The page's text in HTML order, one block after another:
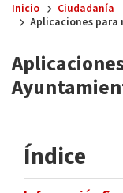
Inicio
Ciudadanía
Aplicaciones para
Índice